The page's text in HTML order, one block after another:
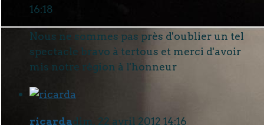
16:18
Nous ne sommes pas près d'oublier un tel
spectacle bravo à tertous et merci d'avoir
mis notre région à l'honneur
ricardadim. 22 avril 2012 14:16